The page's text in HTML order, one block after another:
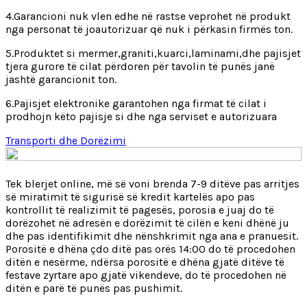
4.Garancioni nuk vlen edhe në rastse veprohet në produkt
nga personat të joautorizuar që nuk i përkasin firmës ton.
5.Produktet si mermer,graniti,kuarci,laminami,dhe pajisjet
tjera gurore të cilat përdoren për tavolin të punës janë
jashtë garancionit ton.
6.Pajisjet elektronike garantohen nga firmat të cilat i
prodhojn këto pajisje si dhe nga serviset e autorizuara
Transporti dhe Dorëzimi
Tek blerjet online, më së voni brenda 7-9 ditëve pas arritjes
së miratimit të sigurisë së kredit kartelës apo pas
kontrollit të realizimit të pagesës, porosia e juaj do të
dorëzohet në adresën e dorëzimit të cilën e keni dhënë ju
dhe pas identifikimit dhe nënshkrimit nga ana e pranuesit.
Porositë e dhëna çdo ditë pas orës 14:00 do të procedohen
ditën e nesërme, ndërsa porositë e dhëna gjatë ditëve të
festave zyrtare apo gjatë vikendeve, do të procedohen në
ditën e parë të punës pas pushimit.